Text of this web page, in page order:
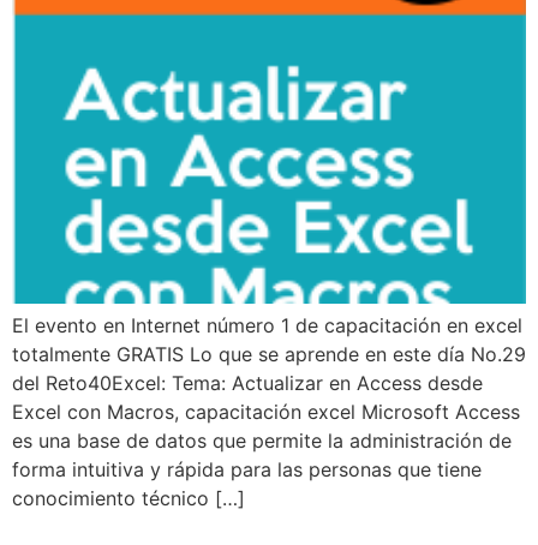
El evento en Internet número 1 de capacitación en excel
totalmente GRATIS Lo que se aprende en este día No.29
del Reto40Excel: Tema: Actualizar en Access desde
Excel con Macros, capacitación excel Microsoft Access
es una base de datos que permite la administración de
forma intuitiva y rápida para las personas que tiene
conocimiento técnico […]